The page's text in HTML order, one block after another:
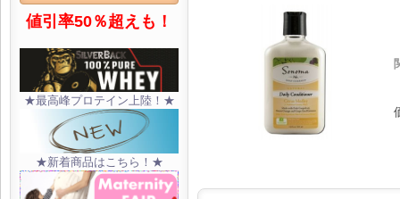
値引率50％超えも！
★最高峰プロテイン上陸！★
★新着商品はこちら！★